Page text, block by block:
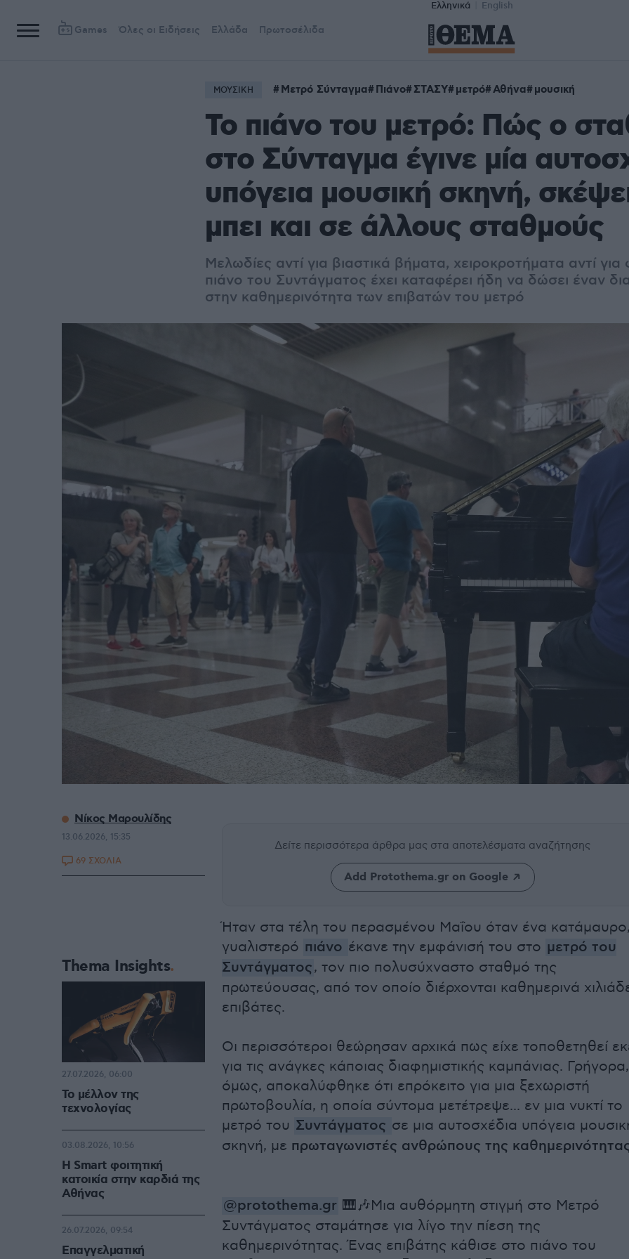
Ελληνικά English
Games Όλες οι Ειδήσεις Ελλάδα Πρωτοσέλιδα
ΜΟΥΣΙΚΗ Μετρό Σύνταγμα Πιάνο ΣΤΑΣΥ μετρό Αθήνα μουσική
Το πιάνο του μετρό: Πώς ο
στο Σύνταγμα έγινε μία
υπόγεια μουσική σκηνή,
μπει και σε άλλους σταθμούς
Μελωδίες αντί για βιαστικά βήματα, χειροκροτήματα αντί
πιάνο του Συντάγματος έχει καταφέρει ήδη να δώσει έναν
στην καθημερινότητα των επιβατών του μετρό
Δείτε περισσότερα άρθρα μας στα αποτελέσματα αναζήτησης
Add Protothema.gr on Google
Ήταν στα τέλη του περασμένου Μαΐου όταν ένα
γυαλιστερό πιάνο έκανε την εμφάνισή του στο μετρό του
Συντάγματος, τον πιο πολυσύχναστο σταθμό της
πρωτεύουσας, από τον οποίο διέρχονται καθημερινά
επιβάτες.
Οι περισσότεροι θεώρησαν αρχικά πως είχε τοποθετηθεί
για τις ανάγκες κάποιας διαφημιστικής καμπάνιας. Γρήγορα,
όμως, αποκαλύφθηκε ότι επρόκειτο για μια ξεχωριστή
πρωτοβουλία, η οποία σύντομα μετέτρεψε... εν μια νυκτί το
μετρό του Συντάγματος σε μια αυτοσχέδια υπόγεια
σκηνή, με πρωταγωνιστές ανθρώπους της
@protothema.gr 🎹🎶Μια αυθόρμητη στιγμή στο Μετρό
Συντάγματος σταμάτησε για λίγο την πίεση της
καθημερινότητας. Ένας επιβάτης κάθισε στο πιάνο του
Νίκος Μαρουλίδης
13.06.2026, 15:35
69 ΣΧΟΛΙΑ
Thema Insights
Το μέλλον της
τεχνολογίας
27.07.2026, 06:00
Η Smart φοιτητική
κατοικία στην καρδιά της
Αθήνας
03.08.2026, 10:56
Επαγγελματική
26.07.2026, 09:54